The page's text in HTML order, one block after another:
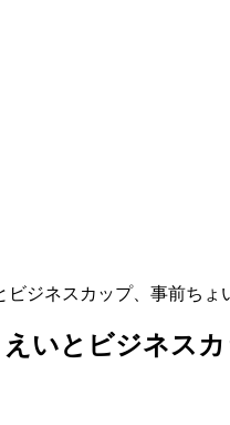
ジネスカップ、事前ちょ
いとビジネス